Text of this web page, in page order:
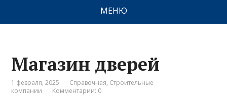
МЕНЮ
Магазин дверей
1 февраля, 2025 Справочная, Строительные
компании
Комментарии: 0